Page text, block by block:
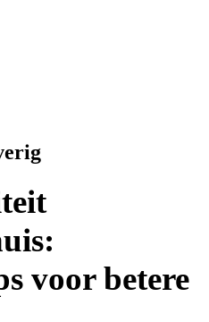
voor betere